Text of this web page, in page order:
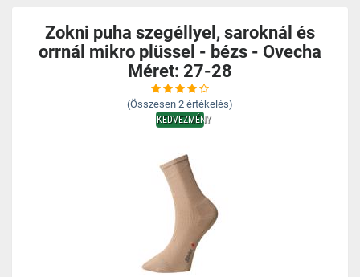
Zokni puha szegéllyel, saroknál és
orrnál mikro plüssel - bézs - Ovecha
Méret: 27-28
(Összesen 2 értékelés)
KEDVEZMÉNY